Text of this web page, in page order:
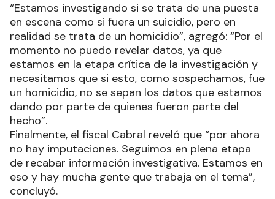
“Estamos investigando si se trata de una puesta
en escena como si fuera un suicidio, pero en
realidad se trata de un homicidio”, agregó: “Por el
momento no puedo revelar datos, ya que
estamos en la etapa crítica de la investigación y
necesitamos que si esto, como sospechamos, fue
un homicidio, no se sepan los datos que estamos
dando por parte de quienes fueron parte del
hecho”.
Finalmente, el fiscal Cabral reveló que “por ahora
no hay imputaciones. Seguimos en plena etapa
de recabar información investigativa. Estamos en
eso y hay mucha gente que trabaja en el tema”,
concluyó.